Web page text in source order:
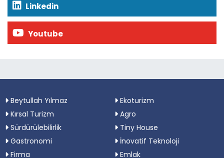
Linkedin
Youtube
Beytullah Yılmaz
Ekoturizm
Kırsal Turizm
Agro
Sürdürülebilirlik
Tiny House
Gastronomi
İnovatif Teknoloji
Firma
Emlak